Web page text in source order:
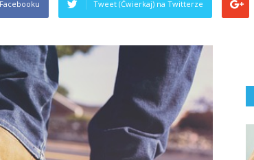
Tweet (Ćwierkaj) na Twitterze